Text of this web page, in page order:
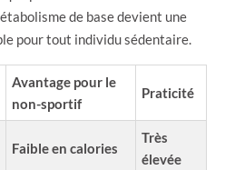
de base devient une
pour tout individu sédentaire.
Avantage pour le
non-sportif
Praticité
Faible en calories
Très
élevée